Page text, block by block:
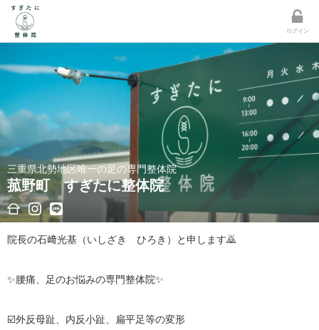
ログイン
三重県北勢地区唯一の足の専門整体院
菰野町 すぎたに整体院
院長の石﨑光基（いしざき　ひろき）と申します🙇
✨腰痛、足のお悩みの専門整体院✨
☑️外反母趾、内反小趾、扁平足等の変形